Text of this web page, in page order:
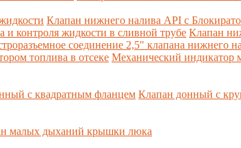
Клапан нижнего налива API с
контроля жидкости в сливной трубе Клапан
соединение 2,5" клапана нижнего
топлива в отсеке Механический индикатор
с квадратным фланцем Клапан донный с
малых дыханий крышки люка